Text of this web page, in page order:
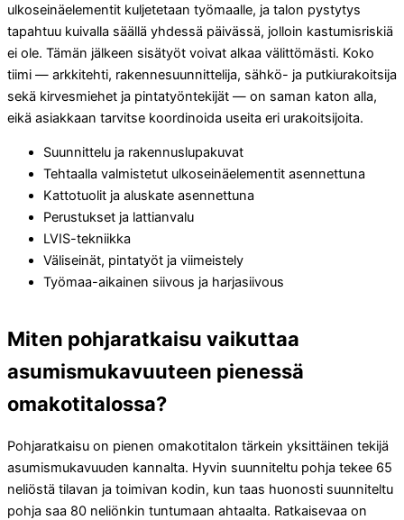
ulkoseinäelementit kuljetetaan työmaalle, ja talon pystytys
tapahtuu kuivalla säällä yhdessä päivässä, jolloin kastumisriskiä
ei ole. Tämän jälkeen sisätyöt voivat alkaa välittömästi. Koko
tiimi — arkkitehti, rakennesuunnittelija, sähkö- ja putkiurakoitsija
sekä kirvesmiehet ja pintatyöntekijät — on saman katon alla,
eikä asiakkaan tarvitse koordinoida useita eri urakoitsijoita.
Suunnittelu ja rakennuslupakuvat
Tehtaalla valmistetut ulkoseinäelementit asennettuna
Kattotuolit ja aluskate asennettuna
Perustukset ja lattianvalu
LVIS-tekniikka
Väliseinät, pintatyöt ja viimeistely
Työmaa-aikainen siivous ja harjasiivous
Miten pohjaratkaisu vaikuttaa
asumismukavuuteen pienessä
omakotitalossa?
Pohjaratkaisu on pienen omakotitalon tärkein yksittäinen tekijä
asumismukavuuden kannalta. Hyvin suunniteltu pohja tekee 65
neliöstä tilavan ja toimivan kodin, kun taas huonosti suunniteltu
pohja saa 80 neliönkin tuntumaan ahtaalta. Ratkaisevaa on